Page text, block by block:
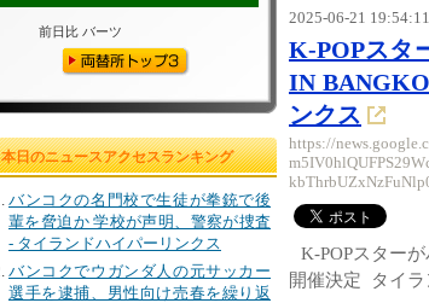
本日のニュースアクセスランキング
バンコクの名門校で生徒が拳銃で後
輩を脅迫か 学校が声明、警察が捜査
- タイランドハイパーリンクス
バンコクでウガンダ人の元サッカー
選手を逮捕、男性向け売春を繰り返
2025-06-21 19:54:11
K-POPスタ
IN
ンクス
https://
K-POPスター
開催決定 タイ